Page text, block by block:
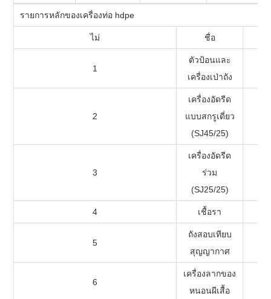
รายการหลักของเครื่องท่อ hdpe
ไม่ ชื่อ
1
ตัวป้อนและ
เครื่องเป่าถัง
2
เครื่องอัดรีด
แบบสกรูเดี่ยว
(SJ45/25)
3
เครื่องอัดรีด
ร่วม
(SJ25/25)
4 เชื้อรา
5
ถังสอบเทียบ
สุญญากาศ
6
เครื่องลากของ
หนอนผีเสื้อ